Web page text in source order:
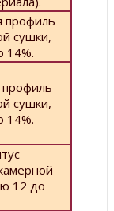
профиль
сушки,
14%.
профиль
сушки,
14%.
12 до